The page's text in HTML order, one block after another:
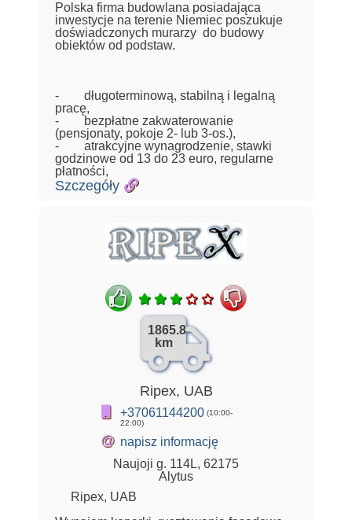
Polska firma budowlana posiadająca
inwestycje na terenie Niemiec poszukuje
doświadczonych murarzy do budowy
obiektów od podstaw.
- długoterminową, stabilną i legalną
pracę,
- bezpłatne zakwaterowanie
(pensjonaty, pokoje 2- lub 3-os.),
- atrakcyjne wynagrodzenie, stawki
godzinowe od 13 do 23 euro, regularne
płatności,
Szczegóły
1865.8
km
Ripex, UAB
+37061144200 (10:00-
22:00)
@ napisz informację
Naujoji g. 114L, 62175
Alytus
Ripex, UAB